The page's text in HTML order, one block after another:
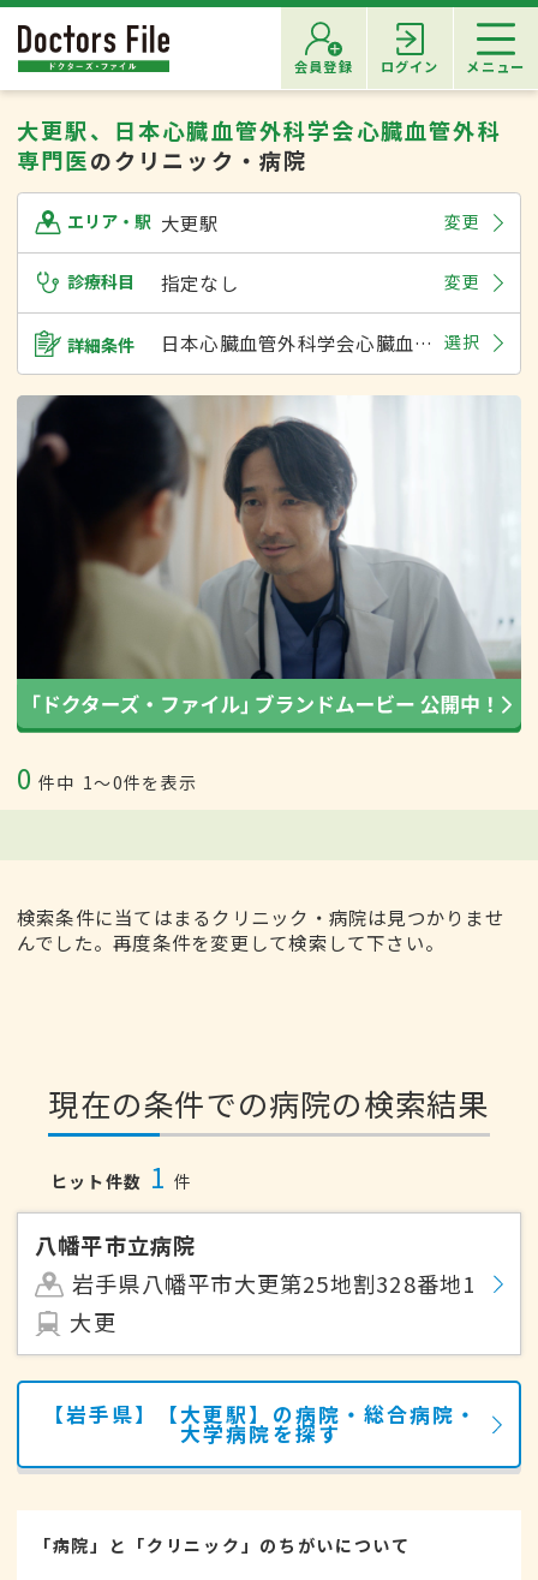
会員登録 ログイン メニュー
大更駅、日本心臓血管外科学会心臓血管外科
専門医のクリニック・病院
エリア・駅 大更駅 変更
診療科目 指定なし 変更
詳細条件 日本心臓血管外科学会心臓血管外科専門医 選択
0 件中 1〜0件を表示
検索条件に当てはまるクリニック・病院は見つかりませ
んでした。再度条件を変更して検索して下さい。
現在の条件での病院の検索結果
ヒット件数 1 件
八幡平市立病院
岩手県八幡平市大更第25地割328番地1
大更
【岩手県】【大更駅】の病院・総合病院・
大学病院を探す
「病院」と「クリニック」のちがいについて